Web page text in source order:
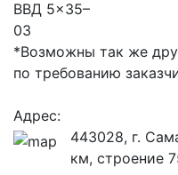
ВВД 5×35–
03
*Возможны так же
по требованию
Адрес:
443028, г.
км, строение